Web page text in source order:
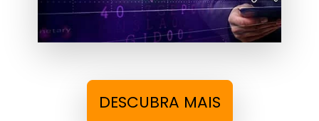
DESCUBRA MAIS